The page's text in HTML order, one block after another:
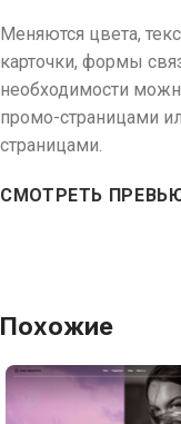
Меняются цвета,
карточки, формы
необходимости
промо-страницами
страницами.
СМОТРЕТЬ
Похожие